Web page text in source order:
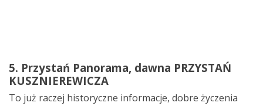
5. Przystań Panorama, dawna PRZYSTAŃ
KUSZNIEREWICZA
To już raczej historyczne informacje, dobre życzenia